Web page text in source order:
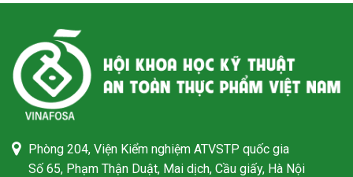
Phòng 204, Viện Kiểm nghiệm ATVSTP quốc gia
Số 65, Phạm Thận Duật, Mai dịch, Cầu giấy, Hà Nội